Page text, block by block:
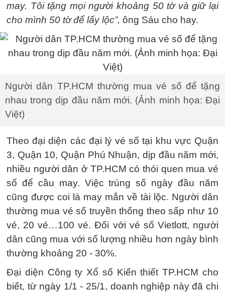
may. Tôi tặng mọi người khoảng 50 tờ và giữ lại
cho mình 50 tờ để lấy lộc”, ông Sáu cho hay.
Người dân TP.HCM thường mua vé số để tặng
nhau trong dịp đầu năm mới. (Ảnh minh họa: Đại
Việt)
Theo đại diện các đại lý vé số tại khu vực Quận
3, Quận 10, Quận Phú Nhuận, dịp đầu năm mới,
nhiều người dân ở TP.HCM có thói quen mua vé
số để cầu may. Việc trúng số ngày đầu năm
cũng được coi là may mắn về tài lộc. Người dân
thường mua vé số truyền thống theo sấp như 10
vé, 20 vé…100 vé. Đối với vé số Vietlott, người
dân cũng mua với số lượng nhiều hơn ngày bình
thường khoảng 20 - 30%.
Đại diện Công ty Xổ số Kiến thiết TP.HCM cho
biết, từ ngày 1/1 - 25/1, doanh nghiệp này đã chi